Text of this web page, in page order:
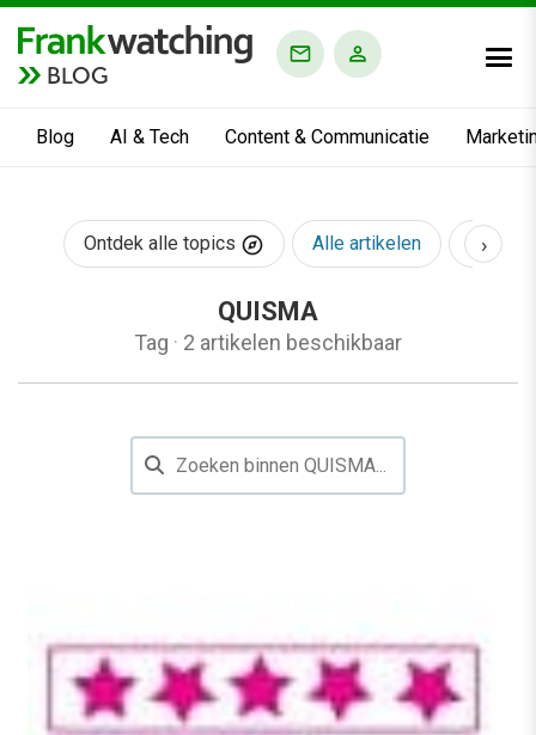
BLOG
Blog AI & Tech Content & Communicatie
Ontdek alle topics Alle artikelen AI &
›
QUISMA
Tag · 2 artikelen beschikbaar